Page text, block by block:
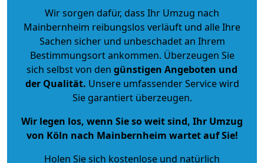
Wir sorgen dafür, dass Ihr Umzug nach
Mainbernheim reibungslos verläuft und alle Ihre
Sachen sicher und unbeschadet an Ihrem
Bestimmungsort ankommen. Überzeugen Sie
sich selbst von den günstigen Angeboten und
der Qualität. Unsere umfassender Service wird
Sie garantiert überzeugen.
Wir legen los, wenn Sie so weit sind, Ihr Umzug
von Köln nach Mainbernheim wartet auf Sie!
Holen Sie sich kostenlose und natürlich